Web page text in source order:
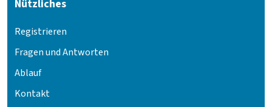
Nützliches
Registrieren
Fragen und Antworten
Ablauf
Kontakt